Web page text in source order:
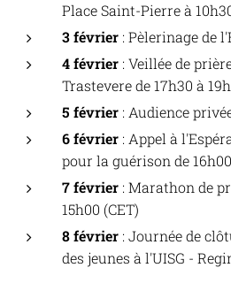
Place Saint-Pierre à
3 février : Pèlerinage de
4 février : Veillée de
Trastevere de 17h30 à
5 février : Audience
6 février : Appel à
pour la guérison de
7 février : Marathon de
15h00 (CET)
8 février : Journée de
des jeunes à l'UISG -